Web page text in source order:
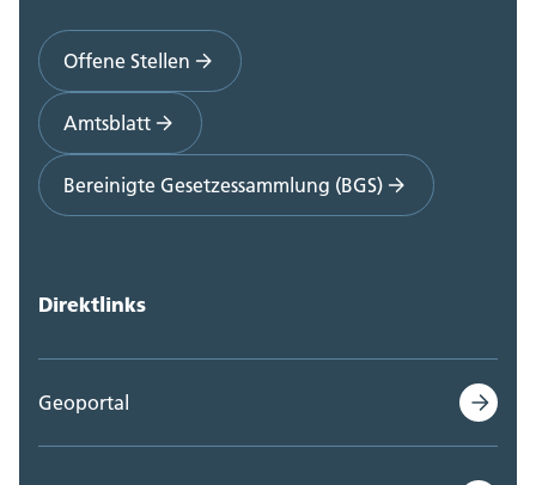
Offene Stellen
Amtsblatt
Bereinigte Gesetzessammlung (BGS)
Direktlinks
Geoportal